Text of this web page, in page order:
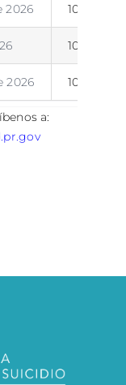
2026 10:00 am
10:00 am
2026 10:00 am
a: